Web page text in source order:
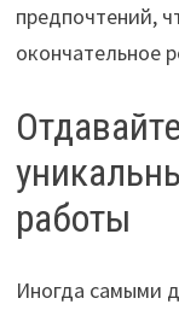
предпочтений,
окончательное
работы
Иногда самыми